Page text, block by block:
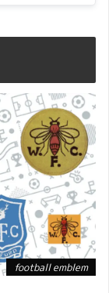
football emblem